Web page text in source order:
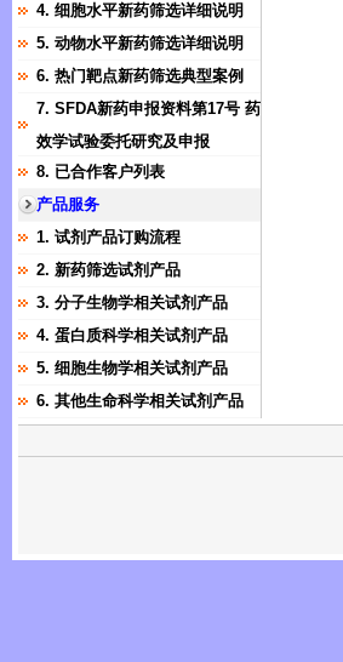
4. 细胞水平新药筛选详细说明
5. 动物水平新药筛选详细说明
6. 热门靶点新药筛选典型案例
7. SFDA新药申报资料第17号 药
效学试验委托研究及申报
8. 已合作客户列表
产品服务
1. 试剂产品订购流程
2. 新药筛选试剂产品
3. 分子生物学相关试剂产品
4. 蛋白质科学相关试剂产品
5. 细胞生物学相关试剂产品
6. 其他生命科学相关试剂产品